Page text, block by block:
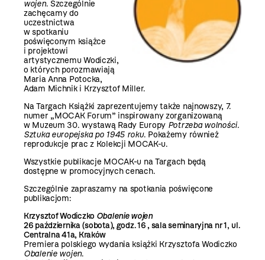
wojen. Szczególnie
zachęcamy do
uczestnictwa
w spotkaniu
poświęconym książce
i projektowi
artystycznemu Wodiczki,
o których porozmawiają
Maria Anna Potocka,
Adam Michnik i Krzysztof Miller.
Na Targach Książki zaprezentujemy także najnowszy, 7.
numer „MOCAK Forum” inspirowany zorganizowaną
w Muzeum 30. wystawą Rady Europy Potrzeba wolności.
Sztuka europejska po 1945 roku. Pokażemy również
reprodukcje prac z Kolekcji MOCAK-u.
Wszystkie publikacje MOCAK-u na Targach będą
dostępne w promocyjnych cenach.
Szczególnie zapraszamy na spotkania poświęcone
publikacjom:
Krzysztof Wodiczko Obalenie wojen
26 października (sobota), godz. 16, sala seminaryjna nr 1, ul.
Centralna 41a, Kraków
Premiera polskiego wydania książki Krzysztofa Wodiczko
Obalenie wojen.